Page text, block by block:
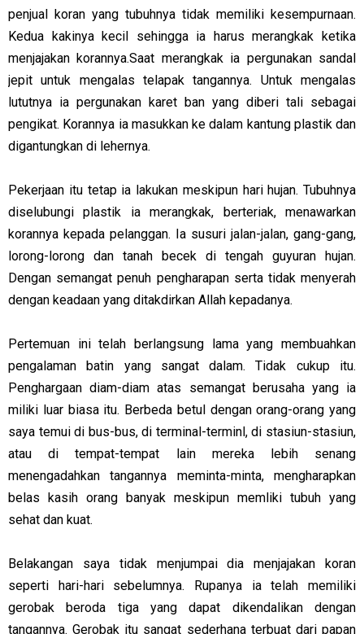
penjual koran yang tubuhnya tidak memiliki kesempurnaan.
Kedua kakinya kecil sehingga ia harus merangkak ketika
menjajakan korannya.Saat merangkak ia pergunakan sandal
jepit untuk mengalas telapak tangannya. Untuk mengalas
lututnya ia pergunakan karet ban yang diberi tali sebagai
pengikat. Korannya ia masukkan ke dalam kantung plastik dan
digantungkan di lehernya.
Pekerjaan itu tetap ia lakukan meskipun hari hujan. Tubuhnya
diselubungi plastik ia merangkak, berteriak, menawarkan
korannya kepada pelanggan. Ia susuri jalan-jalan, gang-gang,
lorong-lorong dan tanah becek di tengah guyuran hujan.
Dengan semangat penuh pengharapan serta tidak menyerah
dengan keadaan yang ditakdirkan Allah kepadanya.
Pertemuan ini telah berlangsung lama yang membuahkan
pengalaman batin yang sangat dalam. Tidak cukup itu.
Penghargaan diam-diam atas semangat berusaha yang ia
miliki luar biasa itu. Berbeda betul dengan orang-orang yang
saya temui di bus-bus, di terminal-terminl, di stasiun-stasiun,
atau di tempat-tempat lain mereka lebih senang
menengadahkan tangannya meminta-minta, mengharapkan
belas kasih orang banyak meskipun memliki tubuh yang
sehat dan kuat.
Belakangan saya tidak menjumpai dia menjajakan koran
seperti hari-hari sebelumnya. Rupanya ia telah memiliki
gerobak beroda tiga yang dapat dikendalikan dengan
tangannya. Gerobak itu sangat sederhana terbuat dari papan